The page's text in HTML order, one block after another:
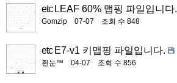
etc LEAF 60% 맵핑 파일입니다.
Gomzip 07-07 조회 수 848
etc E7-v1 키맵핑 파일입니다.
흰눈™ 04-07 조회 수 856